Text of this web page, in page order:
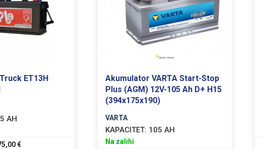
ET13H
AH
€
Akumulator VARTA Start-Stop
Plus (AGM) 12V-105 Ah D+ H15
(394x175x190)
VARTA
KAPACITET: 105 AH
Na zalihi